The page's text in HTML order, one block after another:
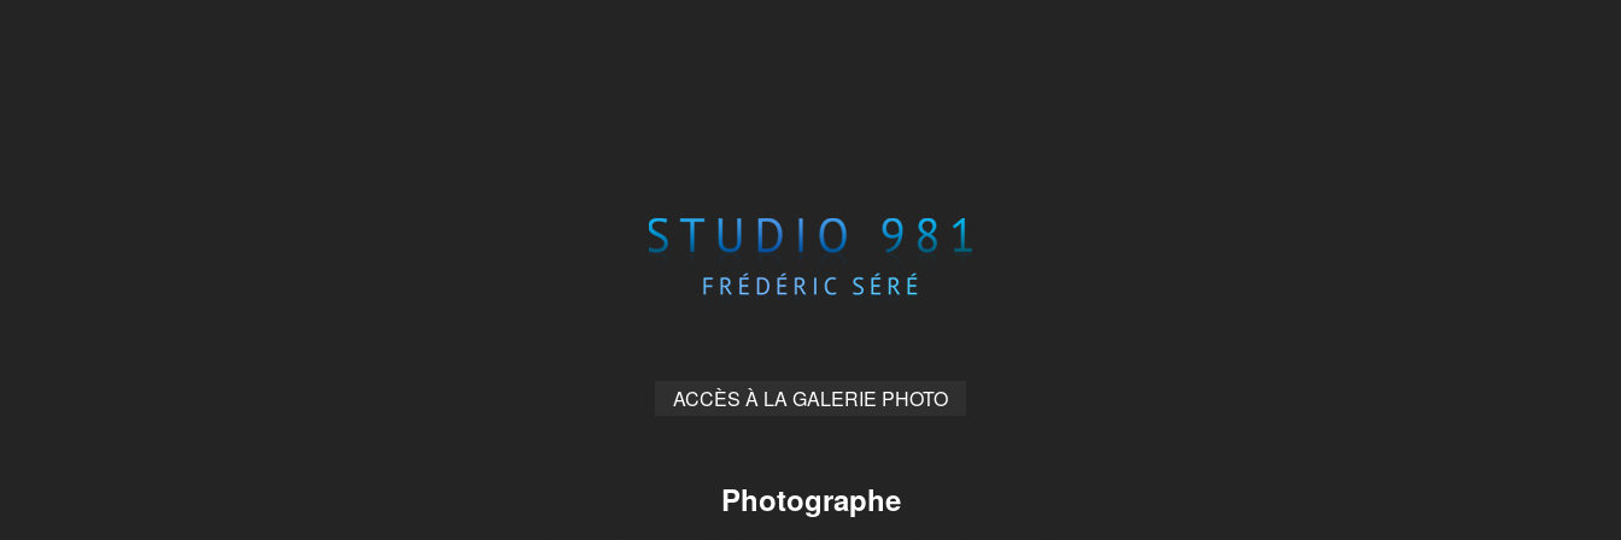
ACCÈS À LA GALERIE PHOTO
Photographe